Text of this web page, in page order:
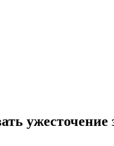
ужесточение